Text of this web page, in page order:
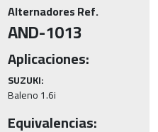
Alternadores Ref.
AND-1013
Aplicaciones:
SUZUKI:
Baleno 1.6i
Equivalencias: